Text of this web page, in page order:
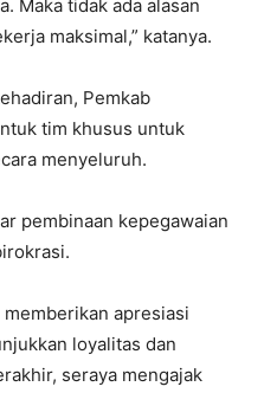
Maka tidak ada alasan
maksimal,” katanya.
Pemkab
tim khusus untuk
menyeluruh.
pembinaan kepegawaian
apresiasi
loyalitas dan
seraya mengajak